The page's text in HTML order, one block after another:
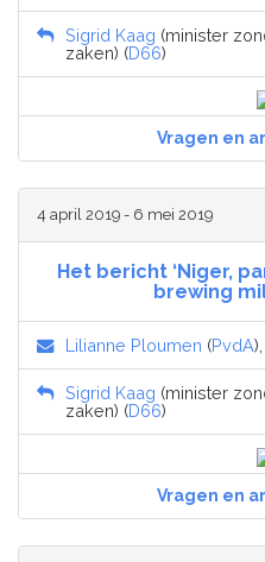
Sigrid Kaag (minister
zaken) (D66)
Vragen en
4 april 2019 - 6 mei 2019
Het bericht ‘Niger,
brewing
Lilianne Ploumen (PvdA),
Sigrid Kaag (minister
zaken) (D66)
Vragen en